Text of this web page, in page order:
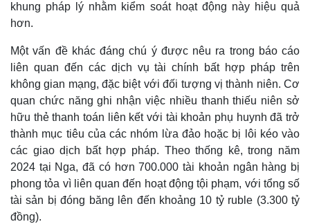
Thế giới
Quan sát
Cuộc sống đó đây
Hồ sơ
Multimedia
Video
Ảnh
khung pháp lý nhằm kiểm soát hoạt động này hiệu quả
hơn.
Một vấn đề khác đáng chú ý được nêu ra trong báo cáo
liên quan đến các dịch vụ tài chính bất hợp pháp trên
không gian mạng, đặc biệt với đối tượng vị thành niên. Cơ
quan chức năng ghi nhận việc nhiều thanh thiếu niên sở
hữu thẻ thanh toán liên kết với tài khoản phụ huynh đã trở
thành mục tiêu của các nhóm lừa đảo hoặc bị lôi kéo vào
các giao dịch bất hợp pháp. Theo thống kê, trong năm
2024 tại Nga, đã có hơn 700.000 tài khoản ngân hàng bị
phong tỏa vì liên quan đến hoạt động tội phạm, với tổng số
tài sản bị đóng băng lên đến khoảng 10 tỷ ruble (3.300 tỷ
đồng).